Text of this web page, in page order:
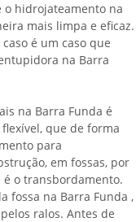
o hidrojateamento na
mais limpa e eficaz.
é um caso que
na Barra
na Barra Funda é
que de forma
para
em fossas, por
é o transbordamento.
fossa na Barra Funda ,
ralos. Antes de